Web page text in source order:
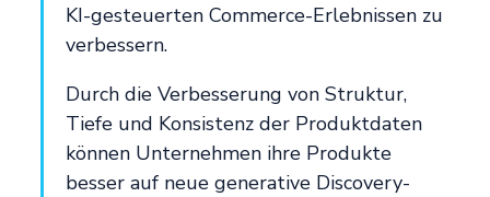
KI-gesteuerten Commerce-Erlebnissen zu
verbessern.
Durch die Verbesserung von Struktur,
Tiefe und Konsistenz der Produktdaten
können Unternehmen ihre Produkte
besser auf neue generative Discovery-